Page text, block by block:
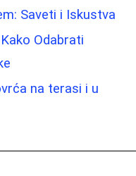
Saveti i Iskustva
Odabrati
na terasi i u